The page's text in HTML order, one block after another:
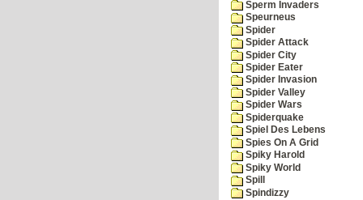
Sperm Invaders
Speurneus
Spider
Spider Attack
Spider City
Spider Eater
Spider Invasion
Spider Valley
Spider Wars
Spiderquake
Spiel Des Lebens
Spies On A Grid
Spiky Harold
Spiky World
Spill
Spindizzy